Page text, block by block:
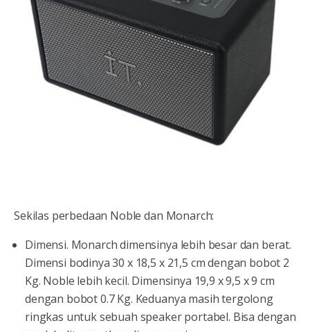
Sekilas perbedaan Noble dan Monarch:
Dimensi. Monarch dimensinya lebih besar dan berat.
Dimensi bodinya 30 x 18,5 x 21,5 cm dengan bobot 2
Kg. Noble lebih kecil. Dimensinya 19,9 x 9,5 x 9 cm
dengan bobot 0.7 Kg. Keduanya masih tergolong
ringkas untuk sebuah speaker portabel. Bisa dengan